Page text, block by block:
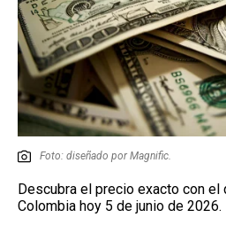
Foto: diseñado por Magnific.
Descubra el precio exacto con el
Colombia hoy 5 de junio de 2026.